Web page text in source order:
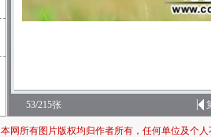
53/215张
本网所有图片版权均归作者所有，任何单位及个